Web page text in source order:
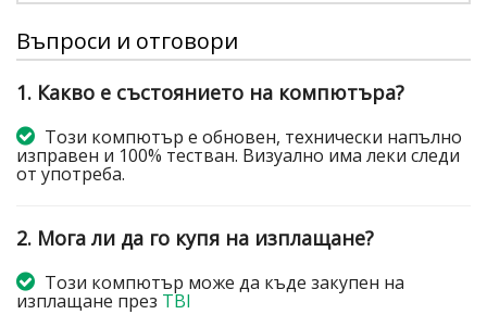
Въпроси и отговори
1. Какво е състоянието на компютъра?
Този компютър е обновен, технически напълно
изправен и 100% тестван. Визуално има леки следи
от употреба.
2. Мога ли да го купя на изплащане?
Този компютър може да къде закупен на
изплащане през TBI